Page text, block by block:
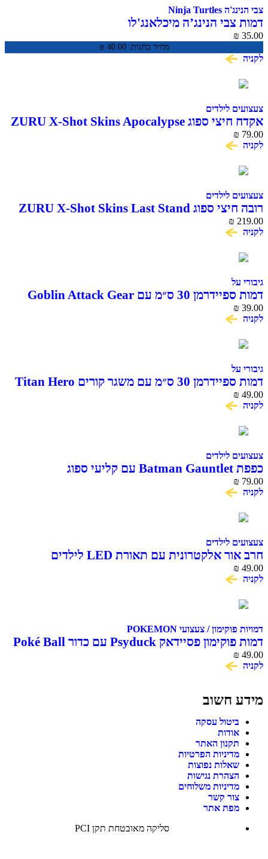
צבי הנינג'ה Ninja Turtles
דמות צבי הנינג’ה מיכלאנג'לו
מחיר בחנות: ₪ 40.00
₪ 35.00
לקניה
צעצועים לילדים
אקדח חיצי ספוג ZURU X-Shot Skins Apocalypse
₪ 79.00
לקניה
צעצועים לילדים
רובה חיצי ספוג ZURU X-Shot Skins Last Stand
Beast Mode
₪ 219.00
לקניה
גיבורי על
דמות ספיידרמן 30 ס״מ עם Goblin Attack Gear
Titan Hero Series
₪ 39.00
לקניה
גיבורי על
דמות ספיידרמן 30 ס״מ עם משגר קורים Titan Hero
Blast Gear Hasbro
₪ 49.00
לקניה
צעצועים לילדים
כפפת Batman Gauntlet עם קליעי ספוג
₪ 79.00
לקניה
צעצועים לילדים
חרב אור אלקטרונית עם תאורת LED לילדים
₪ 49.00
לקניה
דמויות פוקימון / צעצועי POKEMON
דמות פוקימון פסיידאק Psyduck עם כדור Poké Ball
₪ 49.00
לקניה
מידע חשוב
ביטול עסקה
אודות
תקנון האתר
מדיניות הפרטיות
שאלות נפוצות
הצהרת נגישות
מדיניות משלוחים
צור קשר
מפת אתר
סליקה מאובטחת תקן PCI